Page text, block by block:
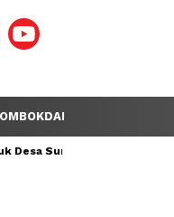
Desa Sumber Mata Air